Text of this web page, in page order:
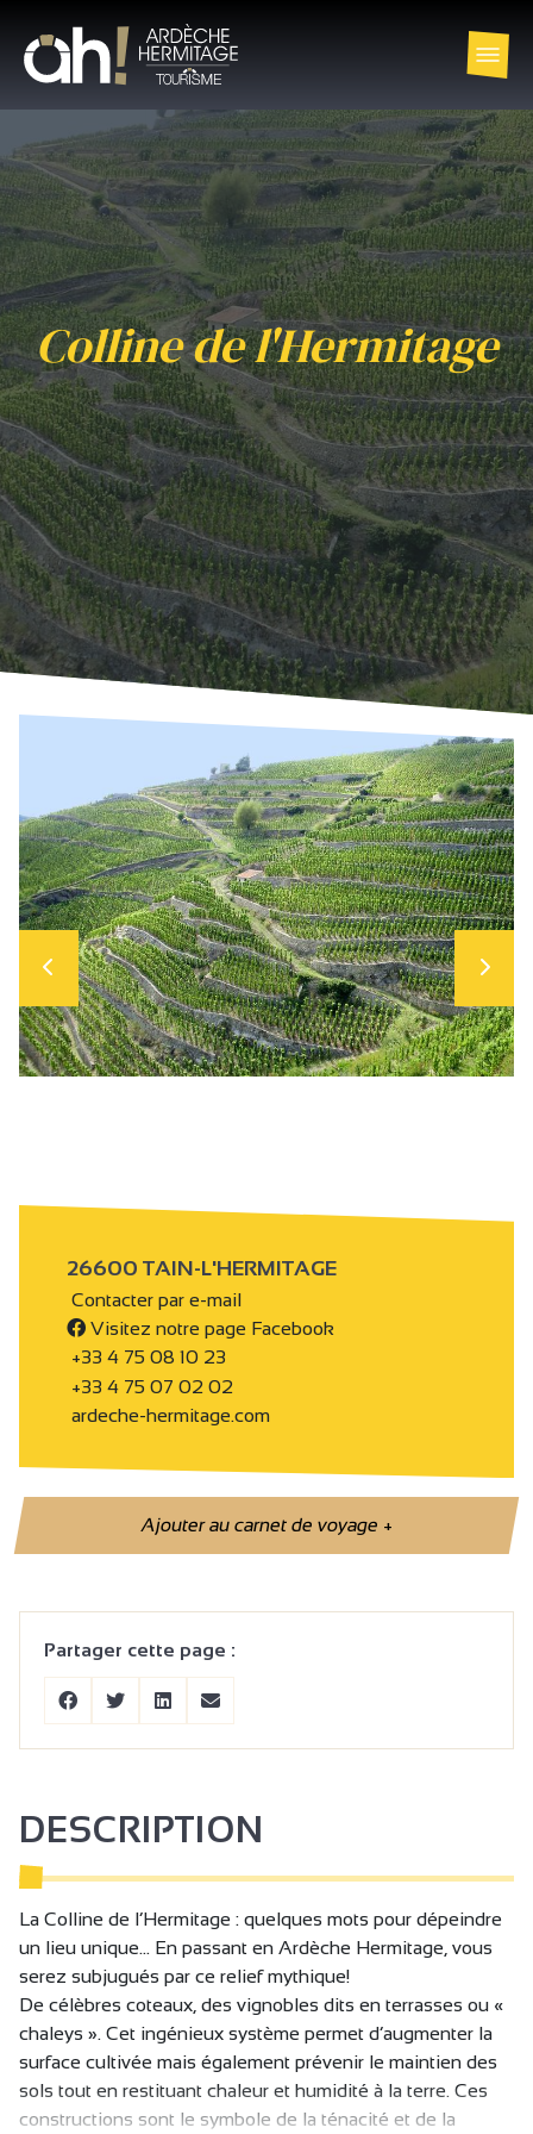
Colline de l'Hermitage
26600 TAIN-L'HERMITAGE
Contacter par e-mail
Visitez notre page Facebook
+33 4 75 08 10 23
+33 4 75 07 02 02
ardeche-hermitage.com
Ajouter au carnet de voyage+
Partager cette page :
DESCRIPTION
La Colline de l’Hermitage : quelques mots pour dépeindre
un lieu unique… En passant en Ardèche Hermitage, vous
serez subjugués par ce relief mythique!
De célèbres coteaux, des vignobles dits en terrasses ou «
chaleys ». Cet ingénieux système permet d’augmenter la
surface cultivée mais également prévenir le maintien des
sols tout en restituant chaleur et humidité à la terre. Ces
constructions sont le symbole de la ténacité et de la